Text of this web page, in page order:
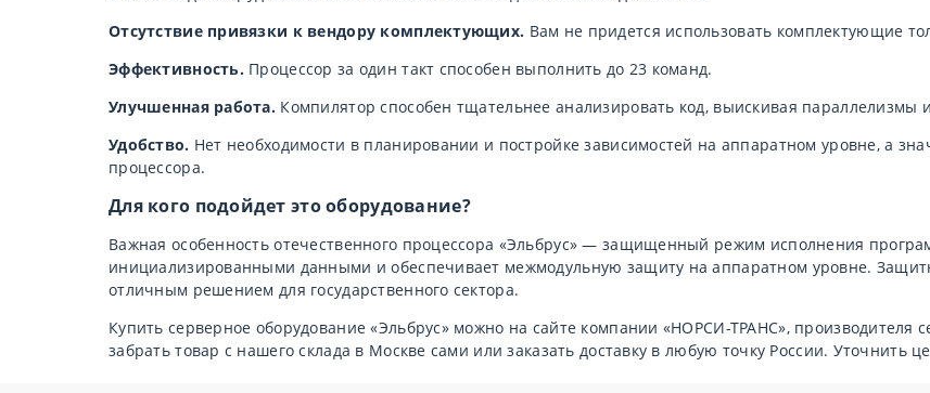
Отсутствие привязки к вендору комплектующих. Вам не придется использовать комплектующие
Эффективность. Процессор за один такт способен выполнить до 23 команд.
Улучшенная работа. Компилятор способен тщательнее анализировать код, выискивая
Удобство. Нет необходимости в планировании и постройке зависимостей на аппаратном уровне, а
процессора.
Для кого подойдет это оборудование?
Важная особенность отечественного процессора «Эльбрус» — защищенный режим исполнения
инициализированными данными и обеспечивает межмодульную защиту на аппаратном уровне.
отличным решением для государственного сектора.
Купить серверное оборудование «Эльбрус» можно на сайте компании «НОРСИ-ТРАНС», производителя
забрать товар с нашего склада в Москве сами или заказать доставку в любую точку России. Уточнить